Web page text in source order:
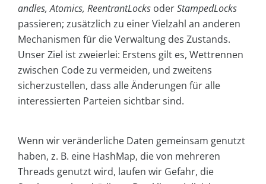
andles, Atomics, ReentrantLocks oderStampedLocks
passieren; zusätzlich zu einer Vielzahl an anderen
Mechanismen für die Verwaltung des Zustands.
Unser Ziel ist zweierlei: Erstens gilt es, Wettrennen
zwischen Code zu vermeiden, und zweitens
sicherzustellen, dass alle Änderungen für alle
interessierten Parteien sichtbar sind.
Wenn wir veränderliche Daten gemeinsam genutzt
haben, z. B. eine HashMap, die von mehreren
Threads genutzt wird, laufen wir Gefahr, die